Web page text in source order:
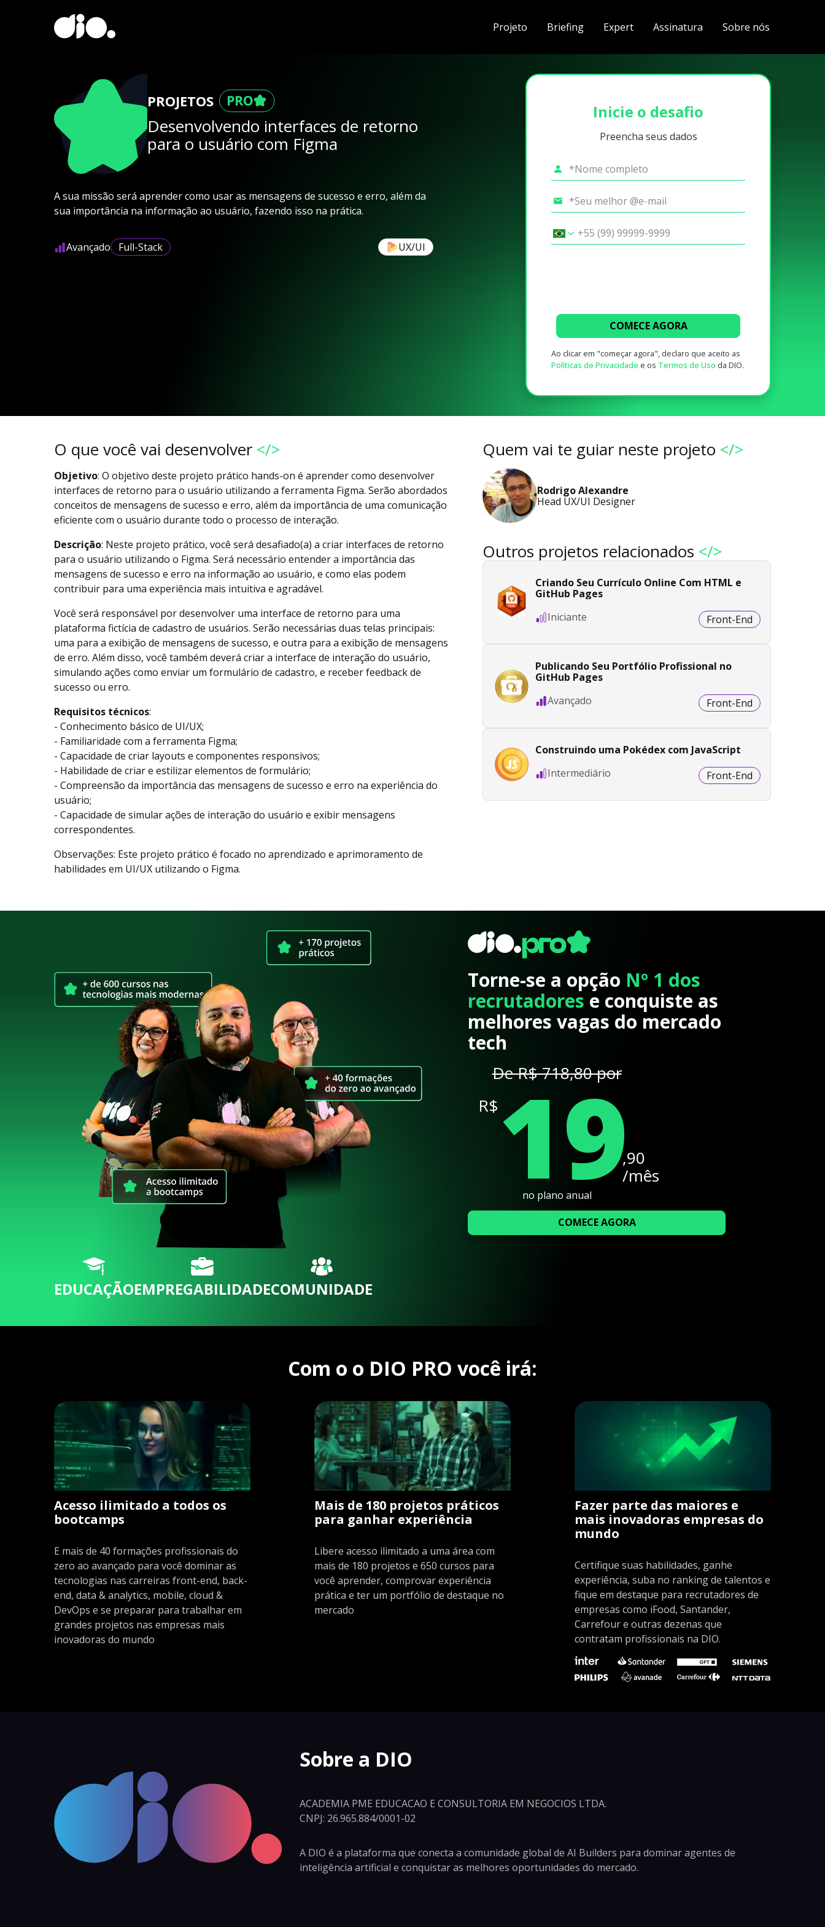
Projeto Briefing Expert Assinatura Sobre nós
PROJETOS
Desenvolvendo interfaces de retorno
para o usuário com Figma
A sua missão será aprender como usar as mensagens de sucesso e erro, além da
sua importância na informação ao usuário, fazendo isso na prática.
Avançado Full-Stack UX/UI
Inicie o desafio
Preencha seus dados
COMECE AGORA
Ao clicar em "começar agora", declaro que aceito as
Políticas de Privacidade e os Termos de Uso da DIO.
O que você vai desenvolver </>
Objetivo: O objetivo deste projeto prático hands-on é aprender como desenvolver
interfaces de retorno para o usuário utilizando a ferramenta Figma. Serão abordados
conceitos de mensagens de sucesso e erro, além da importância de uma comunicação
eficiente com o usuário durante todo o processo de interação.
Descrição: Neste projeto prático, você será desafiado(a) a criar interfaces de retorno
para o usuário utilizando o Figma. Será necessário entender a importância das
mensagens de sucesso e erro na informação ao usuário, e como elas podem
contribuir para uma experiência mais intuitiva e agradável.
Você será responsável por desenvolver uma interface de retorno para uma
plataforma fictícia de cadastro de usuários. Serão necessárias duas telas principais:
uma para a exibição de mensagens de sucesso, e outra para a exibição de mensagens
de erro. Além disso, você também deverá criar a interface de interação do usuário,
simulando ações como enviar um formulário de cadastro, e receber feedback de
sucesso ou erro.
Requisitos técnicos:
- Conhecimento básico de UI/UX;
- Familiaridade com a ferramenta Figma;
- Capacidade de criar layouts e componentes responsivos;
- Habilidade de criar e estilizar elementos de formulário;
- Compreensão da importância das mensagens de sucesso e erro na experiência do
usuário;
- Capacidade de simular ações de interação do usuário e exibir mensagens
correspondentes.
Observações: Este projeto prático é focado no aprendizado e aprimoramento de
habilidades em UI/UX utilizando o Figma.
Quem vai te guiar neste projeto </>
Rodrigo Alexandre
Head UX/UI Designer
Outros projetos relacionados </>
Criando Seu Currículo Online Com HTML e
GitHub Pages
Iniciante
Front-End
Publicando Seu Portfólio Profissional no
GitHub Pages
Avançado
Front-End
Construindo uma Pokédex com JavaScript
Intermediário
Front-End
EDUCAÇÃOEMPREGABILIDADECOMUNIDADE
Torne-se a opção Nº 1 dos
recrutadores e conquiste as
melhores vagas do mercado
tech
De R$ 718,80 por
R$ 19,90
/mês
no plano anual
COMECE AGORA
Com o o DIO PRO você irá:
Acesso ilimitado a todos os
bootcamps
E mais de 40 formações profissionais do
zero ao avançado para você dominar as
tecnologias nas carreiras front-end, back-
end, data & analytics, mobile, cloud &
DevOps e se preparar para trabalhar em
grandes projetos nas empresas mais
inovadoras do mundo
Mais de 180 projetos práticos
para ganhar experiência
Libere acesso ilimitado a uma área com
mais de 180 projetos e 650 cursos para
você aprender, comprovar experiência
prática e ter um portfólio de destaque no
mercado
Fazer parte das maiores e
mais inovadoras empresas do
mundo
Certifique suas habilidades, ganhe
experiência, suba no ranking de talentos e
fique em destaque para recrutadores de
empresas como iFood, Santander,
Carrefour e outras dezenas que
contratam profissionais na DIO.
Sobre a DIO
ACADEMIA PME EDUCACAO E CONSULTORIA EM NEGOCIOS LTDA.
CNPJ: 26.965.884/0001-02
A DIO é a plataforma que conecta a comunidade global de AI Builders para dominar agentes de
inteligência artificial e conquistar as melhores oportunidades do mercado.